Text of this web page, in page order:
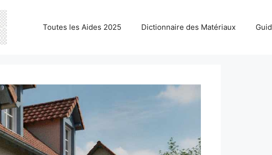
Toutes les Aides 2025 Dictionnaire des Matériaux